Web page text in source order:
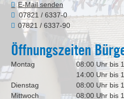
E-Mail senden
07821 / 6337-0
07821 / 6337-90
Öffnungszeiten
Montag
08:00 Uhr bis
14:00 Uhr bis
Dienstag
08:00 Uhr bis
Mittwoch
08:00 Uhr bis